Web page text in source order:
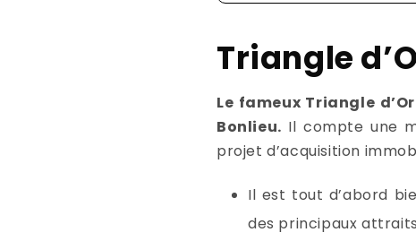
Triangle
Le fameux Triangle
Bonlieu. Il compte une
projet d’acquisition
Il est tout d’abord
des principaux